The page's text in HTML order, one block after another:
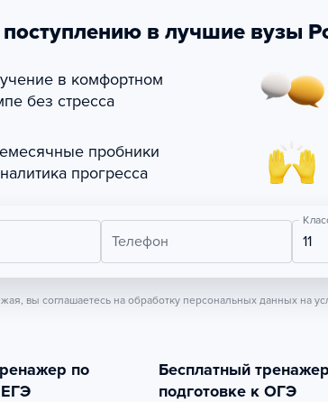
поступлению в лучшие вузы
в комфортном
без стресса
пробники
прогресса
Телефон 11
вы соглашаетесь на обработку персональных данных на
по
ЕГЭ
Бесплатный
подготовке к ОГЭ